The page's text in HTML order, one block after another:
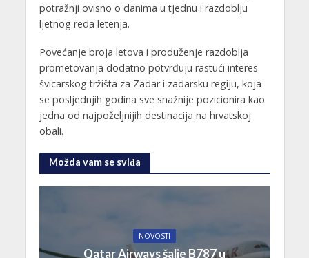
potražnji ovisno o danima u tjednu i razdoblju
ljetnog reda letenja.
Povećanje broja letova i produženje razdoblja
prometovanja dodatno potvrđuju rastući interes
švicarskog tržišta za Zadar i zadarsku regiju, koja
se posljednjih godina sve snažnije pozicionira kao
jedna od najpoželjnijih destinacija na hrvatskoj
obali.
Možda vam se sviđa
NOVOSTI
Qatar Airways šalje B787 u